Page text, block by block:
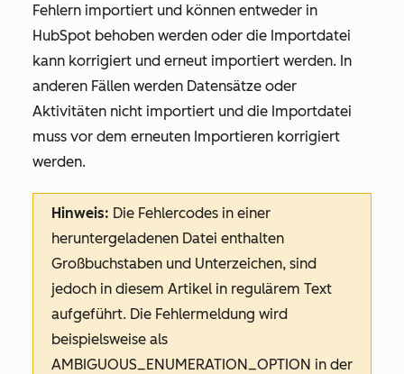
Fehlern importiert und können entweder in
HubSpot behoben werden oder die Importdatei
kann korrigiert und erneut importiert werden. In
anderen Fällen werden Datensätze oder
Aktivitäten nicht importiert und die Importdatei
muss vor dem erneuten Importieren korrigiert
werden.
Hinweis: Die Fehlercodes in einer
heruntergeladenen Datei enthalten
Großbuchstaben und Unterzeichen, sind
jedoch in diesem Artikel in regulärem Text
aufgeführt. Die Fehlermeldung wird
beispielsweise als
AMBIGUOUS_ENUMERATION_OPTION in der